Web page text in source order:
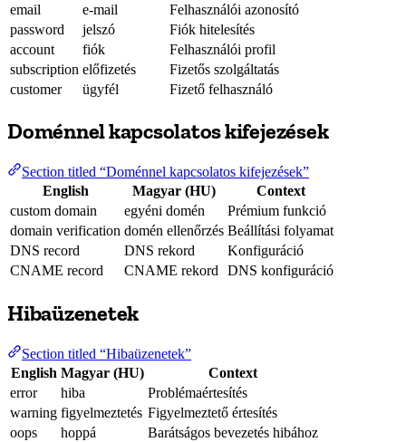
email
e-mail
Felhasználói azonosító
password
jelszó
Fiók hitelesítés
account
fiók
Felhasználói profil
subscription előfizetés
Fizetős szolgáltatás
customer
ügyfél Fizető felhasználó
Doménnel kapcsolatos kifejezések
Section titled “Doménnel kapcsolatos kifejezések”
English
Magyar (HU)
Context
custom domain
egyéni domén
Prémium funkció
domain verification domén ellenőrzés Beállítási folyamat
DNS record
DNS rekord
Konfiguráció
CNAME record
CNAME rekord DNS konfiguráció
Hibaüzenetek
Section titled “Hibaüzenetek”
English Magyar (HU)
Context
error
hiba
Problémaértesítés
warning figyelmeztetés Figyelmeztető értesítés
oops
hoppá Barátságos bevezetés hibához